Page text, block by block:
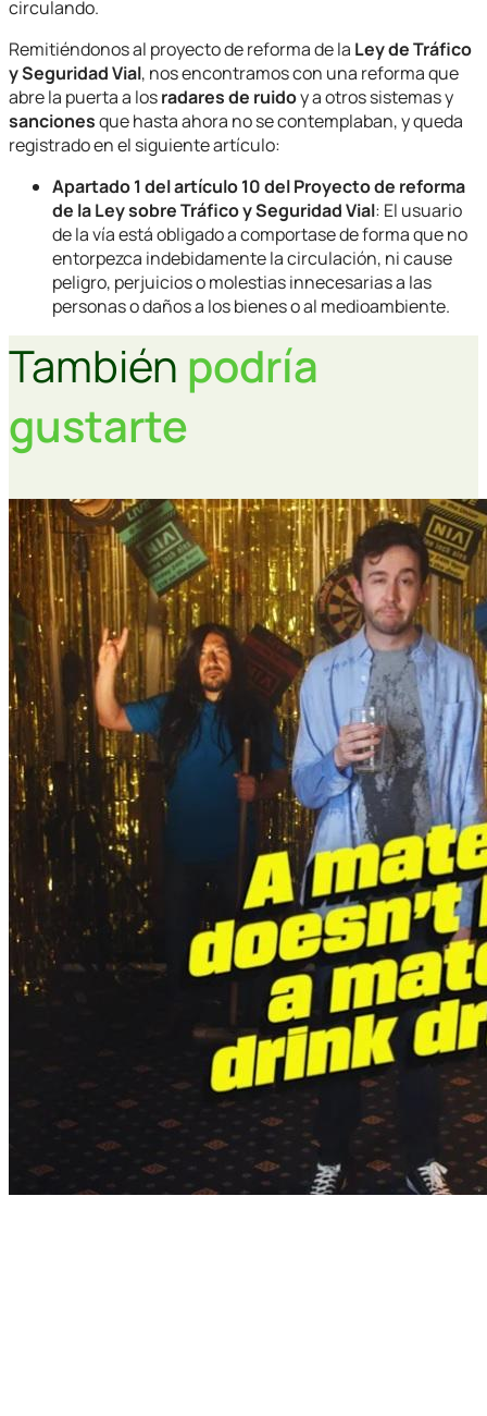
circulando.
Remitiéndonos al proyecto de reforma de la Ley de Tráfico
y Seguridad Vial, nos encontramos con una reforma que
abre la puerta a losradares de ruidoy a otros sistemas y
sancionesque hasta ahora no se contemplaban, y queda
registrado en el siguiente artículo:
Apartado 1 del artículo 10 del Proyecto de reforma
de la Ley sobre Tráfico y Seguridad Vial: El usuario
de la vía está obligado a comportase de forma que no
entorpezca indebidamente la circulación, ni cause
peligro, perjuicios o molestias innecesarias a las
personas o daños a los bienes o al medioambiente.
También podría
gustarte